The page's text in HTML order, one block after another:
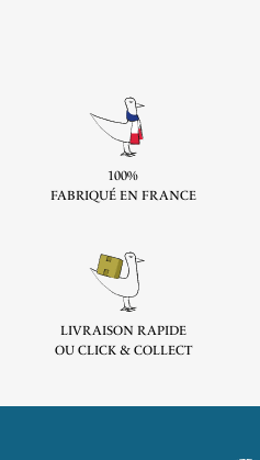
100%
FABRIQUÉ EN FRANCE
LIVRAISON RAPIDE
OU CLICK & COLLECT